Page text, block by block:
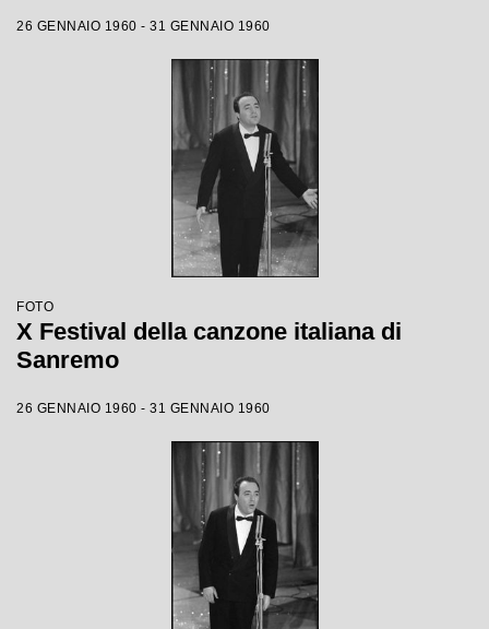
26 GENNAIO 1960 - 31 GENNAIO 1960
FOTO
X Festival della canzone italiana di
Sanremo
26 GENNAIO 1960 - 31 GENNAIO 1960